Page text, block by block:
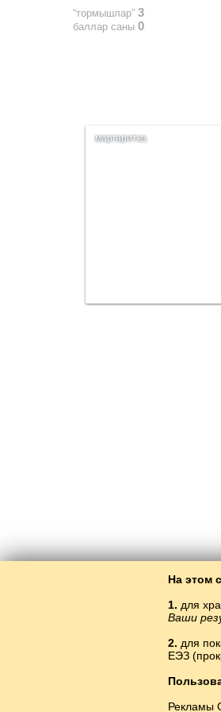
На этом
1. для
Ваши
2. для
ЕЭЗ
Рекламы
“тормышлар” 3
баллар саны 0
маргаритка